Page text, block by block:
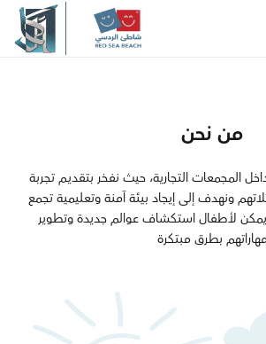
بكم في
الردسي
والجودة والابتكار، يسعي
إلى الارتقاء بمعايير الترفيــه
الحديثة
من نحن
المجمعات التجارية، حيث نفخر بتقديـم تجربة
ونهدف إلى إيجاد بيئة آمنة وتعليمية تجمع
يمكن لأطفال استكشاف عوالم جديدة وتطوير
مهاراتهم بطرق مبتكرة